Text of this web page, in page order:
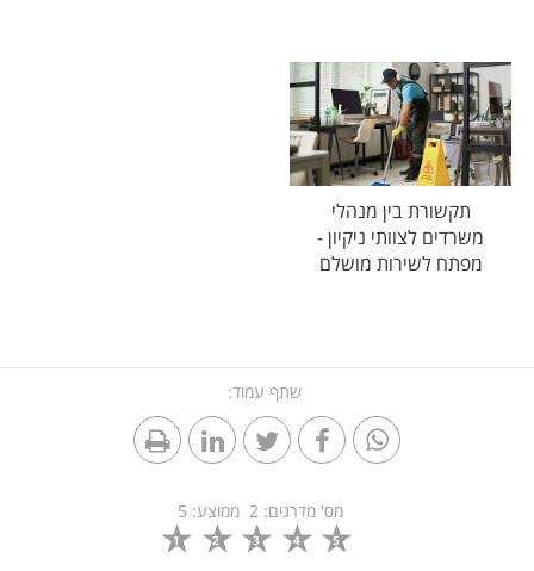
תקשורת בין מנהלי
משרדים לצוותי ניקיון -
מפתח לשירות מושלם
שתף עמוד:
מס' מדרגים:2 ממוצע: 5
1 2 3 4 5